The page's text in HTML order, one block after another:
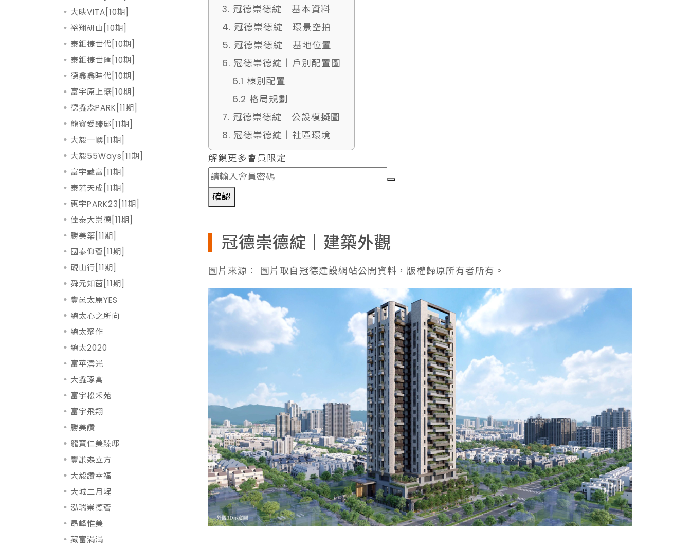
大映VITA[10期]
裕翔研山[10期]
泰鉅捷世代[10期]
泰鉅捷世匯[10期]
德鑫鑫時代[10期]
富宇原上琚[10期]
德鑫森PARK[11期]
龍寶愛臻邸[11期]
大毅一嶼[11期]
大毅55Ways[11期]
富宇藏富[11期]
泰若天成[11期]
惠宇PARK23[11期]
佳泰大崇德[11期]
勝美築[11期]
國泰仰薈[11期]
硯山行[11期]
舜元知茵[11期]
豐邑太原YES
總太心之所向
總太聚作
總太2020
富華澐光
大鑫琢寓
富宇松禾苑
富宇飛翔
勝美讚
龍寶仁美臻邸
豐謙森立方
大毅讚幸福
大城二月埕
泓瑞崇德薈
昂峰惟美
藏富滿滿
3. 冠德崇德綻｜基本資料
4. 冠德崇德綻｜環景空拍
5. 冠德崇德綻｜基地位置
6. 冠德崇德綻｜戶別配置圖
6.1 棟別配置
6.2 格局規劃
7. 冠德崇德綻｜公設模擬圖
8. 冠德崇德綻｜社區環境
解鎖更多會員限定
確認
冠德崇德綻｜建築外觀
圖片來源： 圖片取自冠德建設網站公開資料，版權歸原所有者所有。